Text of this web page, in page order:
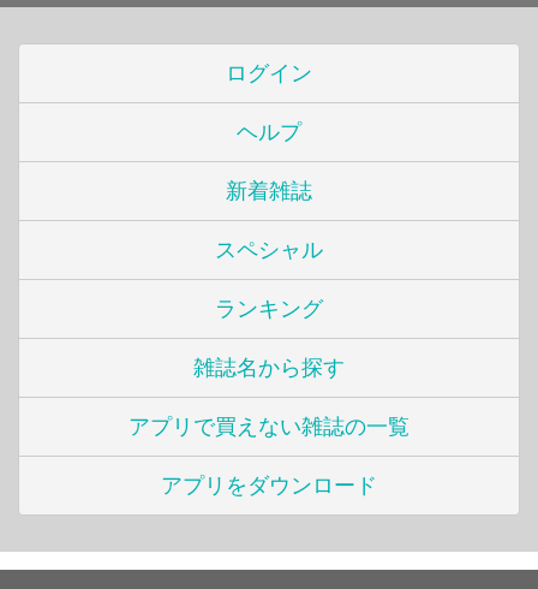
ログイン
ヘルプ
新着雑誌
スペシャル
ランキング
雑誌名から探す
アプリで買えない雑誌の一覧
アプリをダウンロード